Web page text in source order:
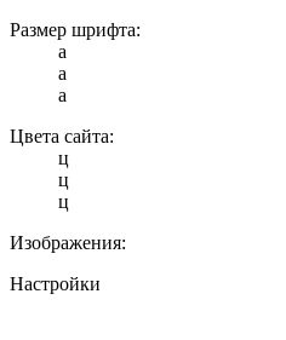
Размер шрифта:
a
a
a
Цвета сайта:
ц
ц
ц
Изображения:
Настройки